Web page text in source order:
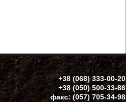
+38 (068) 333-00-20
+38 (050) 500-33-86
факс: (057) 705-34-98